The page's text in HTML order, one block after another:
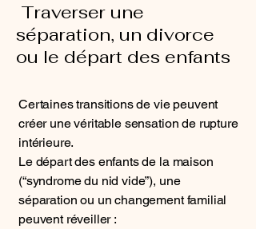
Traverser une
séparation, un divorce
ou le départ des enfants
Certaines transitions de vie peuvent
créer une véritable sensation de rupture
intérieure.
Le départ des enfants de la maison
(“syndrome du nid vide”), une
séparation ou un changement familial
peuvent réveiller :